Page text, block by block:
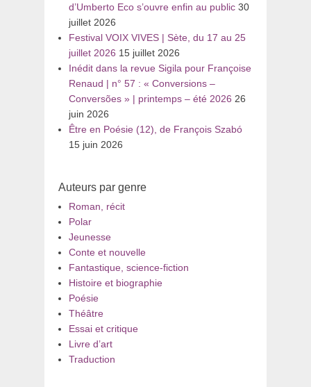
d’Umberto Eco s’ouvre enfin au public 30
juillet 2026
Festival VOIX VIVES | Sète, du 17 au 25
juillet 2026 15 juillet 2026
Inédit dans la revue Sigila pour Françoise
Renaud | n° 57 : « Conversions –
Conversões » | printemps – été 2026 26
juin 2026
Être en Poésie (12), de François Szabó
15 juin 2026
Auteurs par genre
Roman, récit
Polar
Jeunesse
Conte et nouvelle
Fantastique, science-fiction
Histoire et biographie
Poésie
Théâtre
Essai et critique
Livre d’art
Traduction